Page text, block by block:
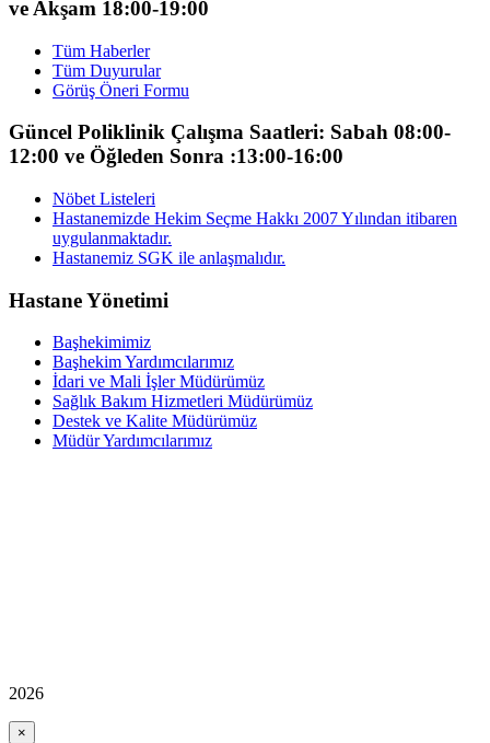
ve Akşam 18:00-19:00
Tüm Haberler
Tüm Duyurular
Görüş Öneri Formu
Güncel Poliklinik Çalışma Saatleri: Sabah 08:00-
12:00 ve Öğleden Sonra :13:00-16:00
Nöbet Listeleri
Hastanemizde Hekim Seçme Hakkı 2007 Yılından itibaren
uygulanmaktadır.
Hastanemiz SGK ile anlaşmalıdır.
Hastane Yönetimi
Başhekimimiz
Başhekim Yardımcılarımız
İdari ve Mali İşler Müdürümüz
Sağlık Bakım Hizmetleri Müdürümüz
Destek ve Kalite Müdürümüz
Müdür Yardımcılarımız
2026
×